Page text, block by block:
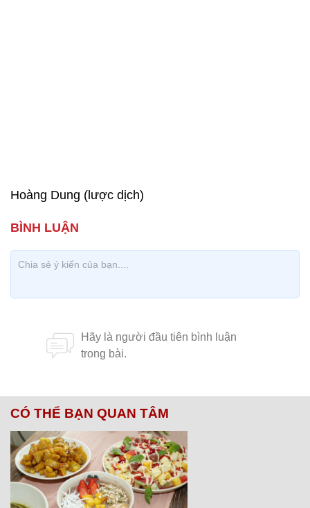
Hoàng Dung (lược dịch)
CÓ THỂ BẠN QUAN TÂM